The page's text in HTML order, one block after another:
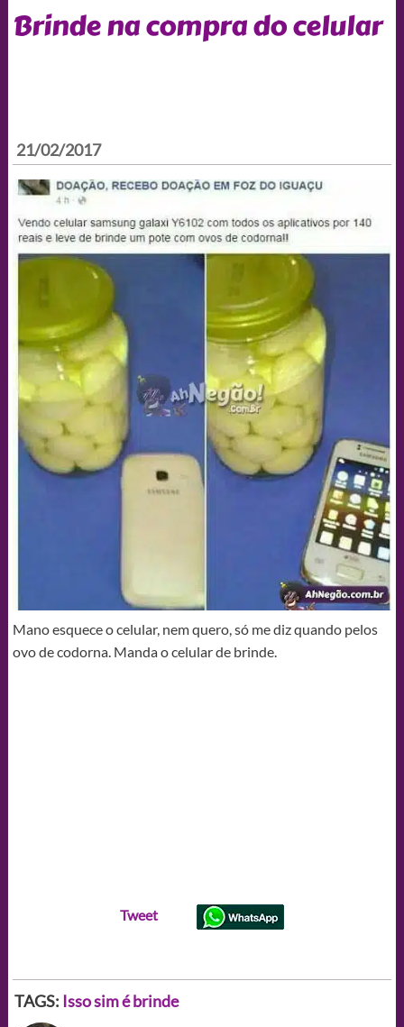
Brinde na compra do celular
21/02/2017
Mano esquece o celular, nem quero, só me diz quando pelos
ovo de codorna. Manda o celular de brinde.
Tweet
TAGS: Isso sim é brinde